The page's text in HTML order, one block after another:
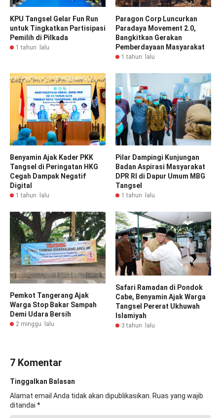
KPU Tangsel Gelar Fun Run
untuk Tingkatkan Partisipasi
Pemilih di Pilkada
1 tahun lalu
Paragon Corp Luncurkan
Paradaya Movement 2.0,
Bangkitkan Gerakan
Pemberdayaan Masyarakat
1 tahun lalu
Benyamin Ajak Kader PKK
Tangsel di Peringatan HKG
Cegah Dampak Negatif
Digital
1 tahun lalu
Pilar Dampingi Kunjungan
Badan Aspirasi Masyarakat
DPR RI di Dapur Umum MBG
Tangsel
1 tahun lalu
Pemkot Tangerang Ajak
Warga Stop Bakar Sampah
Demi Udara Bersih
2 minggu lalu
Safari Ramadan di Pondok
Cabe, Benyamin Ajak Warga
Tangsel Pererat Ukhuwah
Islamiyah
3 tahun lalu
7 Komentar
Tinggalkan Balasan
Alamat email Anda tidak akan dipublikasikan. Ruas yang wajib
ditandai *